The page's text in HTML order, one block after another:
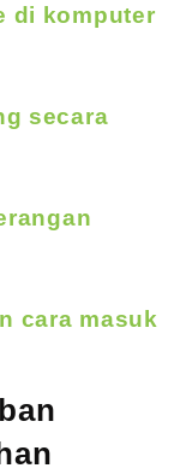
di komputer
secara
cara masuk